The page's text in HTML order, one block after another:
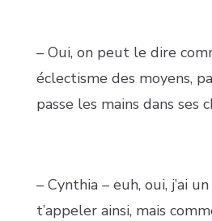
– Oui, on peut le dire
éclectisme des moyens,
passe les mains dans ses
– Cynthia – euh, oui, j’ai
t’appeler ainsi, mais